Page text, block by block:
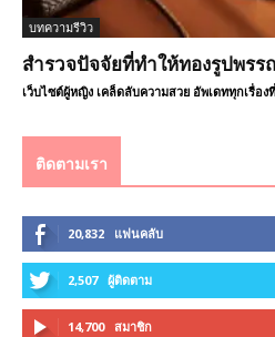
บทความรีวิว
สำรวจปัจจัยที่ทำให้ทองรูปพร
เว็บไซต์ผู้หญิง เคล็ดลับความสวย อัพเดททุกเรื่อง
ติดตามเรา
20,832 แฟนคลับ
2,507 ผู้ติดตาม
14,700 สมาชิก